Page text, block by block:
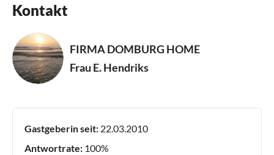
- Nichtraucher
- Haustiere verboten
- Geeignet für Senioren
Kontakt
FIRMA DOMBURG HOME
Frau E. Hendriks
Gastgeberin seit: 22.03.2010
Antwortrate: 100%